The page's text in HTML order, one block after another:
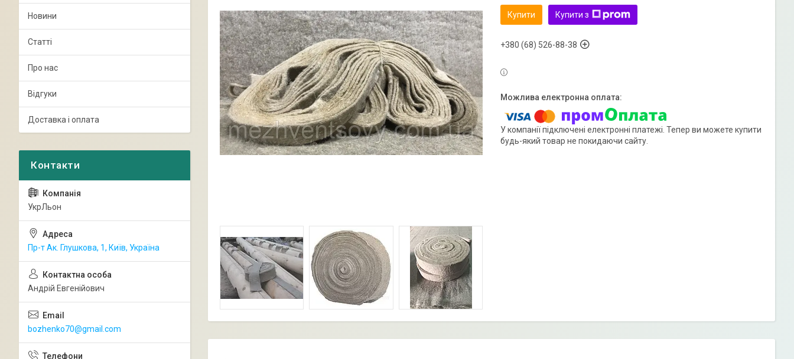
Купити Купити з
+380 (68) 526-88-38
У компанії підключені електронні платежі. Тепер ви можете купити
будь-який товар не покидаючи сайту.
Новини
Статті
Про нас
Відгуки
Доставка і оплата
УкрЛьон
Пр-т Ак. Глушкова, 1, Київ, Україна
Андрій Евгенійович
bozhenko70@gmail.com